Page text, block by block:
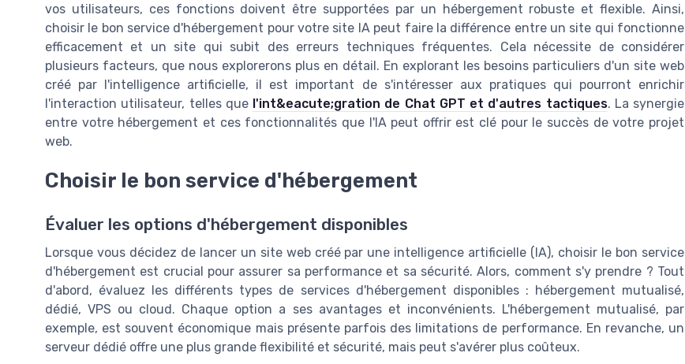
vos utilisateurs, ces fonctions doivent être supportées par un hébergement robuste et flexible. Ainsi,
choisir le bon service d'hébergement pour votre site IA peut faire la différence entre un site qui fonctionne
efficacement et un site qui subit des erreurs techniques fréquentes. Cela nécessite de considérer
plusieurs facteurs, que nous explorerons plus en détail. En explorant les besoins particuliers d'un site web
créé par l'intelligence artificielle, il est important de s'intéresser aux pratiques qui pourront enrichir
l'interaction utilisateur, telles que l'int&eacute;gration de Chat GPT et d'autres tactiques. La synergie
entre votre hébergement et ces fonctionnalités que l'IA peut offrir est clé pour le succès de votre projet
web.
Choisir le bon service d'hébergement
Évaluer les options d'hébergement disponibles
Lorsque vous décidez de lancer un site web créé par une intelligence artificielle (IA), choisir le bon service
d'hébergement est crucial pour assurer sa performance et sa sécurité. Alors, comment s'y prendre ? Tout
d'abord, évaluez les différents types de services d'hébergement disponibles : hébergement mutualisé,
dédié, VPS ou cloud. Chaque option a ses avantages et inconvénients. L'hébergement mutualisé, par
exemple, est souvent économique mais présente parfois des limitations de performance. En revanche, un
serveur dédié offre une plus grande flexibilité et sécurité, mais peut s'avérer plus coûteux.